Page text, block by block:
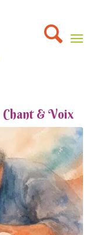
Chant & Voix